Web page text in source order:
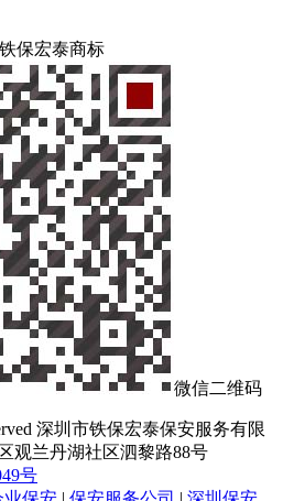
铁保宏泰商标
微信二维码
深圳市铁保宏泰保安服务有限
观兰丹湖社区泗黎路88号
号